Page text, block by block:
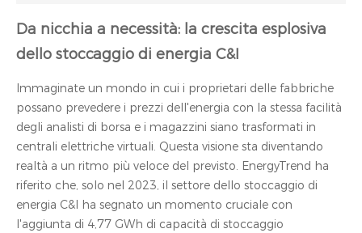
Da nicchia a necessità: la crescita esplosiva
dello stoccaggio di energia C&I
Immaginate un mondo in cui i proprietari delle fabbriche
possano prevedere i prezzi dell'energia con la stessa facilità
degli analisti di borsa e i magazzini siano trasformati in
centrali elettriche virtuali. Questa visione sta diventando
realtà a un ritmo più veloce del previsto. EnergyTrend ha
riferito che, solo nel 2023, il settore dello stoccaggio di
energia C&I ha segnato un momento cruciale con
l'aggiunta di 4,77 GWh di capacità di stoccaggio